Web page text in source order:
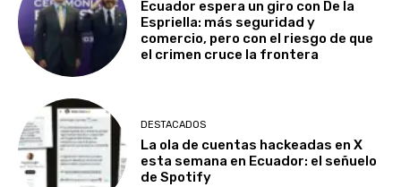
Ecuador espera un giro con De la
Espriella: más seguridad y
comercio, pero con el riesgo de que
el crimen cruce la frontera
DESTACADOS
La ola de cuentas hackeadas en X
esta semana en Ecuador: el señuelo
de Spotify